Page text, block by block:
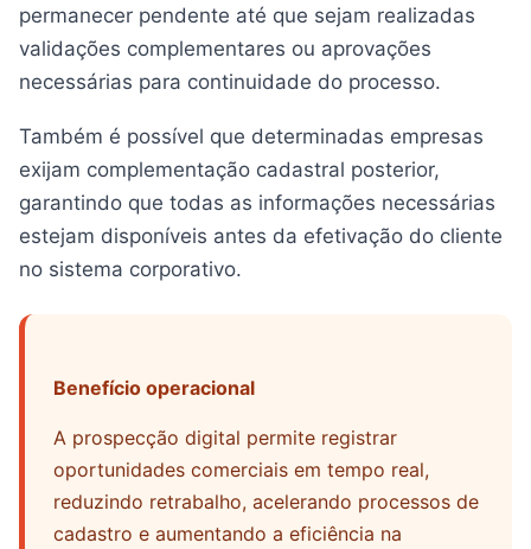
permanecer pendente até que sejam realizadas
validações complementares ou aprovações
necessárias para continuidade do processo.
Também é possível que determinadas empresas
exijam complementação cadastral posterior,
garantindo que todas as informações necessárias
estejam disponíveis antes da efetivação do cliente
no sistema corporativo.
Benefício operacional
A prospecção digital permite registrar
oportunidades comerciais em tempo real,
reduzindo retrabalho, acelerando processos de
cadastro e aumentando a eficiência na